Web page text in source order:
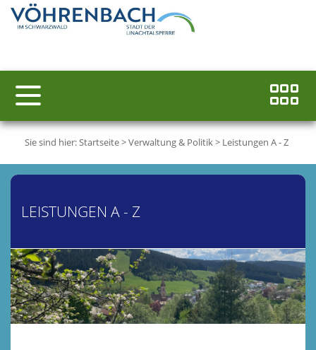
Sie sind hier:Startseite>Verwaltung & Politik> Leistungen A - Z
LEISTUNGEN A - Z